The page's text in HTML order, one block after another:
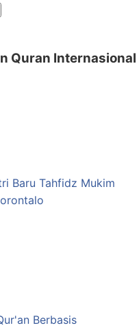
Quran Internasional